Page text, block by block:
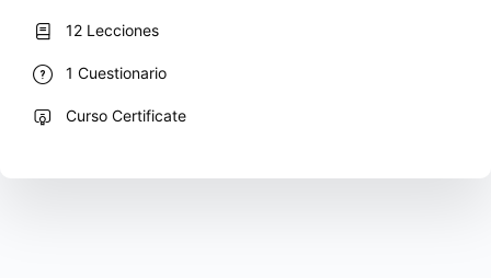
12 Lecciones
1 Cuestionario
Curso Certificate